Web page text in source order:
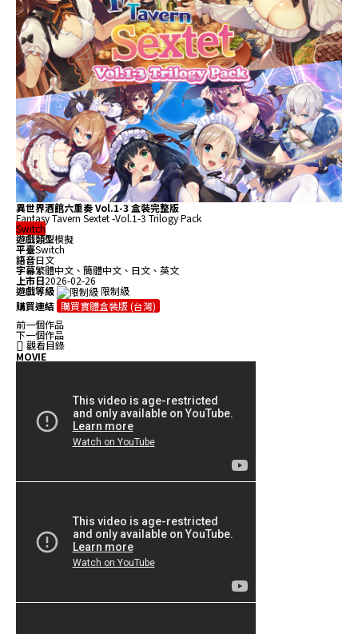
異世界酒館六重奏 Vol.1-3 盒裝完整版
Fantasy Tavern Sextet -Vol.1-3 Trilogy Pack
Switch
遊戲類型模擬
平臺Switch
語音日文
字幕繁體中文、簡體中文、日文、英文
上市日2026-02-26
遊戲等級
限制級
購買連結 購買實體盒裝版 (台灣)
前一個作品
下一個作品
觀看目錄
MOVIE